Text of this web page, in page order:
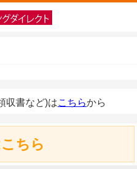
収書など)はこちらから
ちら